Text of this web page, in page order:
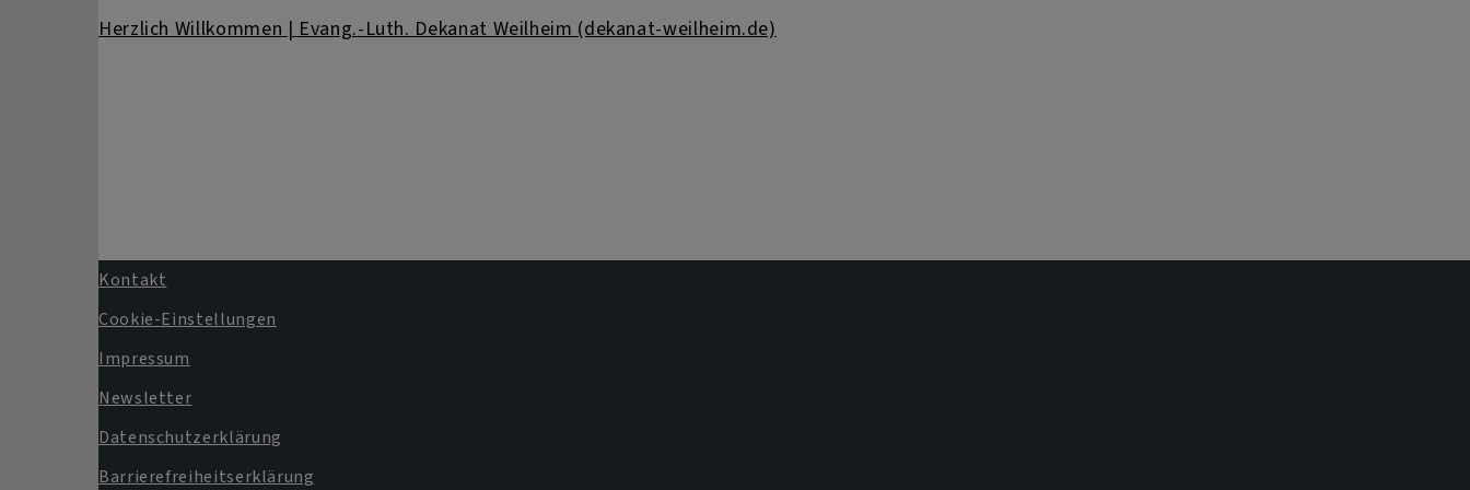
Herzlich Willkommen | Evang.-Luth. Dekanat Weilheim (dekanat-weilheim.de)
Fußbereichsmenü
Kontakt
Cookie-Einstellungen
Impressum
Newsletter
Datenschutzerklärung
Barrierefreiheitserklärung